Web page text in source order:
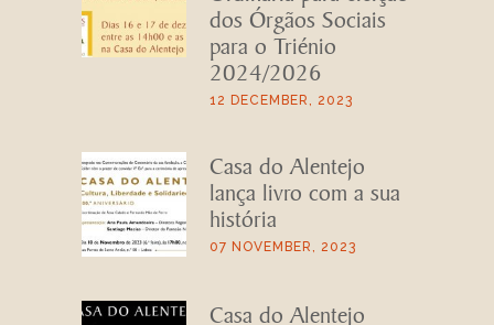
dos Órgãos Sociais
para o Triénio
2024/2026
12 DECEMBER, 2023
Casa do Alentejo
lança livro com a sua
história
07 NOVEMBER, 2023
Casa do Alentejo